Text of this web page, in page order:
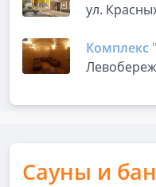
ул.
Комплекс
Сауны и